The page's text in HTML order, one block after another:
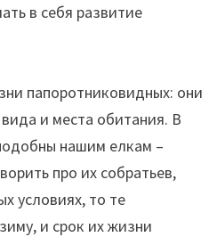
в себя развитие
папоротниковидных: они
и места обитания. В
нашим елкам –
про их собратьев,
условиях, то те
и срок их жизни